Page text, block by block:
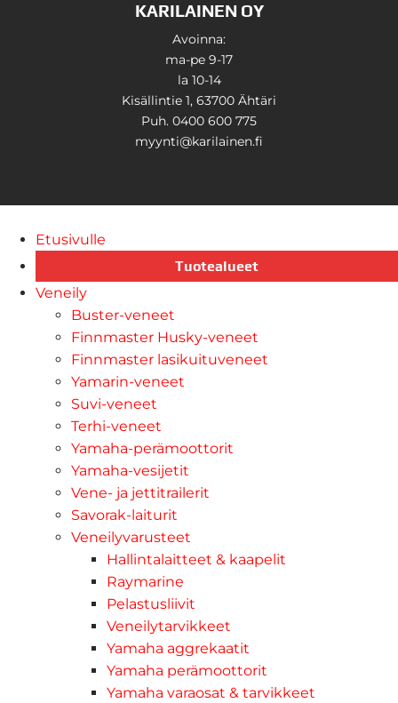
KARILAINEN OY
Avoinna:
ma-pe 9-17
la 10-14
Kisällintie 1, 63700 Ähtäri
Puh. 0400 600 775
myynti@karilainen.fi
Etusivulle
Tuotealueet
Veneily
Buster-veneet
Finnmaster Husky-veneet
Finnmaster lasikuituveneet
Yamarin-veneet
Suvi-veneet
Terhi-veneet
Yamaha-perämoottorit
Yamaha-vesijetit
Vene- ja jettitrailerit
Savorak-laiturit
Veneilyvarusteet
Hallintalaitteet & kaapelit
Raymarine
Pelastusliivit
Veneilytarvikkeet
Yamaha aggrekaatit
Yamaha perämoottorit
Yamaha varaosat & tarvikkeet